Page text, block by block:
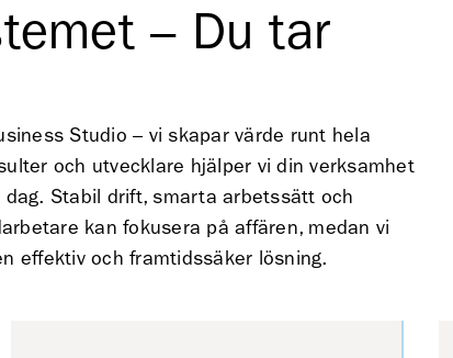
– Du tar
Studio – vi skapar värde runt hela
och utvecklare hjälper vi din verksamhet
Stabil drift, smarta arbetssätt och
kan fokusera på affären, medan vi
effektiv och framtidssäker lösning.